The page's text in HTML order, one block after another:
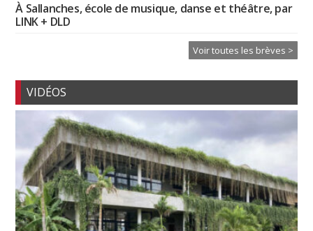
À Sallanches, école de musique, danse et théâtre, par
LINK + DLD
Voir toutes les brèves >
VIDÉOS